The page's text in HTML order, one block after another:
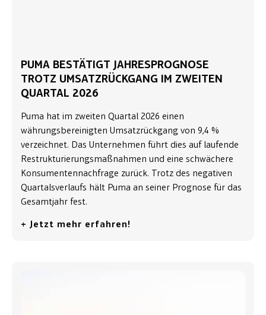
PUMA BESTÄTIGT JAHRESPROGNOSE
TROTZ UMSATZRÜCKGANG IM ZWEITEN
QUARTAL 2026
Puma hat im zweiten Quartal 2026 einen
währungsbereinigten Umsatzrückgang von 9,4 %
verzeichnet. Das Unternehmen führt dies auf laufende
Restrukturierungsmaßnahmen und eine schwächere
Konsumentennachfrage zurück. Trotz des negativen
Quartalsverlaufs hält Puma an seiner Prognose für das
Gesamtjahr fest.
+ Jetzt mehr erfahren!